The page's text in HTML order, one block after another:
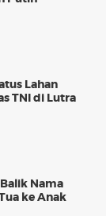
Lahan
TNI di Lutra
Nama
ke Anak